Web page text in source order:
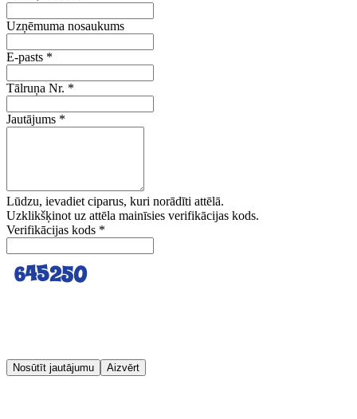
Uzņēmuma nosaukums
E-pasts *
Tālruņa Nr. *
Jautājums *
Lūdzu, ievadiet ciparus, kuri norādīti attēlā.
Uzklikšķinot uz attēla mainīsies verifikācijas kods.
Verifikācijas kods *
Nosūtīt jautājumu Aizvērt